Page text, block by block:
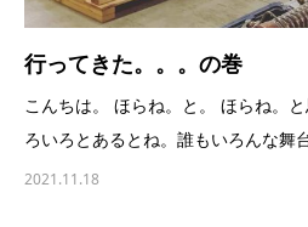
行ってきた。。。の巻
こんちは。 ほらね。と。 ほらね。
ろいろとあるとね。誰もいろんな舞
2021.11.18